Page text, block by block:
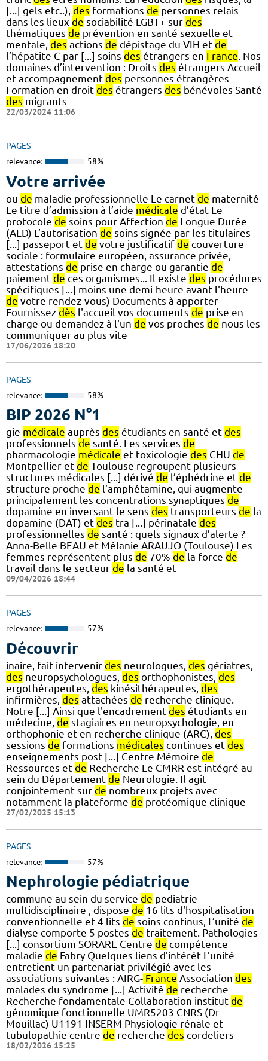
[...] gels etc..), des formations de personnes relais
dans les lieux de sociabilité LGBT+ sur des
thématiques de prévention en santé sexuelle et
mentale, des actions de dépistage du VIH et de
l’hépatite C par [...] soins des étrangers en France. Nos
domaines d’intervention : Droits des étrangers Accueil
et accompagnement des personnes étrangères
Formation en droit des étrangers des bénévoles Santé
des migrants
22/03/2024 11:06
PAGES
relevance: 58%
Votre arrivée
ou de maladie professionnelle Le carnet de maternité
Le titre d’admission à l’aide médicale d’état Le
protocole de soins pour Affection de Longue Durée
(ALD) L’autorisation de soins signée par les titulaires
[...] passeport et de votre justificatif de couverture
sociale : formulaire européen, assurance privée,
attestations de prise en charge ou garantie de
paiement de ces organismes... Il existe des procédures
spécifiques [...] moins une demi-heure avant l'heure
de votre rendez-vous) Documents à apporter
Fournissez dès l'accueil vos documents de prise en
charge ou demandez à l'un de vos proches de nous les
communiquer au plus vite
17/06/2026 18:20
PAGES
relevance: 58%
BIP 2026 N°1
gie médicale auprès des étudiants en santé et des
professionnels de santé. Les services de
pharmacologie médicale et toxicologie des CHU de
Montpellier et de Toulouse regroupent plusieurs
structures médicales [...] dérivé de l’éphédrine et de
structure proche de l’amphétamine, qui augmente
principalement les concentrations synaptiques de
dopamine en inversant le sens des transporteurs de la
dopamine (DAT) et des tra [...] périnatale des
professionnelles de santé : quels signaux d’alerte ?
Anna-Belle BEAU et Mélanie ARAUJO (Toulouse) Les
femmes représentent plus de 70% de la force de
travail dans le secteur de la santé et
09/04/2026 18:44
PAGES
relevance: 57%
Découvrir
inaire, fait intervenir des neurologues, des gériatres,
des neuropsychologues, des orthophonistes, des
ergothérapeutes, des kinésithérapeutes, des
infirmières, des attachées de recherche clinique.
Notre [...] Ainsi que l'encadrement des étudiants en
médecine, de stagiaires en neuropsychologie, en
orthophonie et en recherche clinique (ARC), des
sessions de formations médicales continues et des
enseignements post [...] Centre Mémoire de
Ressources et de Recherche Le CMRR est intégré au
sein du Département de Neurologie. Il agit
conjointement sur de nombreux projets avec
notamment la plateforme de protéomique clinique
27/02/2025 15:13
PAGES
relevance: 57%
Nephrologie pédiatrique
commune au sein du service de pediatrie
multidisciplinaire , dispose de 16 lits d'hospitalisation
conventionnelle et 4 lits de soins continus, L’unité de
dialyse comporte 5 postes de traitement. Pathologies
[...] consortium SORARE Centre de compétence
maladie de Fabry Quelques liens d’intérêt L’unité
entretient un partenariat privilégié avec les
associations suivantes : AIRG- France Association des
malades du syndrome [...] Activité de recherche
Recherche fondamentale Collaboration institut de
génomique fonctionnelle UMR5203 CNRS (Dr
Mouillac) U1191 INSERM Physiologie rénale et
tubulopathie centre de recherche des cordeliers
18/02/2026 15:25